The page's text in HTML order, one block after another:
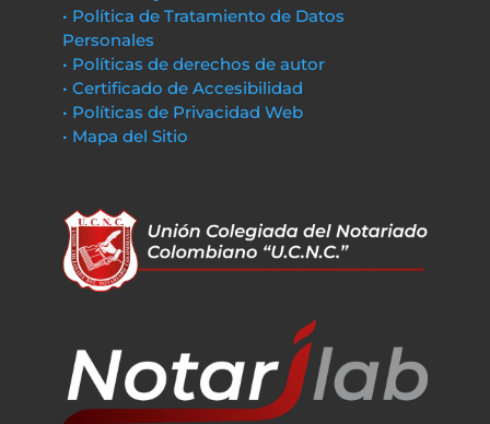
• Política de Tratamiento de Datos
Personales
• Políticas de derechos de autor
• Certificado de Accesibilidad
• Políticas de Privacidad Web
• Mapa del Sitio